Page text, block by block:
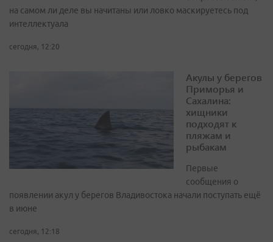
на самом ли деле вы начитаны или ловко маскируетесь под
интеллектуала
сегодня, 12:20
Акулы у берегов
Приморья и
Сахалина:
хищники
подходят к
пляжам и
рыбакам
Первые
сообщения о
появлении акул у берегов Владивостока начали поступать ещё
в июне
сегодня, 12:18